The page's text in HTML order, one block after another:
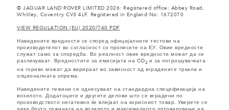
© JAGUAR LAND ROVER LIMITED 2026: Registered office: Abbey Road,
Whitley, Coventry CV3 4LF. Registered in England No: 1672070
VIEW REGULATION (EU) 2020/740 PDF
Наведените вредности се според официјалните тестови на
производителот во согласност со прописите на ЕУ. Овие вредности
служат само за споредба. Во реалност овие вредности можат да се
разликуваат. Вредностите за емисијата на CO2 и за потрошувачката
на гориво можат да варираат во зависност од вградените тркала и
опционалната опрема.
Наведените тежини се однесуваат на стандардна спецификација на
возилото. Додатоците и другите делови што се вградени по
производството негативно ќе влијаат на корисниот товар. Уверете се